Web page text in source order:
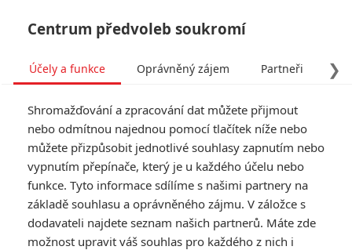
Seveřan: Historický krvák
dorazil do našich kin
Napsal:Petr Slavík - (Anarvin), 14.04.2022 17:42
Centrum předvoleb soukromí
❯
Účely a funkce Oprávněný zájem Partneři
Shromažďování a zpracování dat můžete přijmout
nebo odmítnou najednou pomocí tlačítek níže nebo
můžete přizpůsobit jednotlivé souhlasy zapnutím nebo
vypnutím přepínače, který je u každého účelu nebo
funkce. Tyto informace sdílíme s našimi partnery na
základě souhlasu a oprávněného zájmu. V záložce s
dodavateli najdete seznam našich partnerů. Máte zde
možnost upravit váš souhlas pro každého z nich i